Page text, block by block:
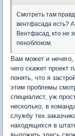
Смотреть там
вентфасада есть?
Вентфасад, кто не
пеноблоком.
Вам может и
чего скажет проект
понять, что я
этим проблемы
специалист, уж
несколько, в
службу
находящихся в